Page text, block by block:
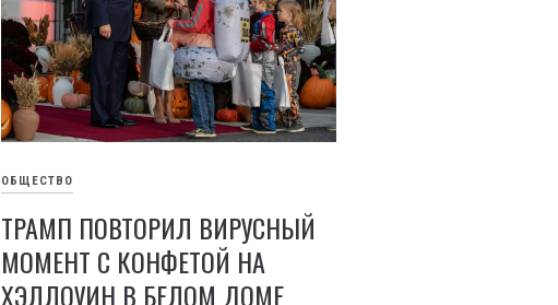
ОБЩЕСТВО
ТРАМП ПОВТОРИЛ ВИРУСНЫЙ
МОМЕНТ С КОНФЕТОЙ НА
ХЭЛЛОУИН В БЕЛОМ ДОМЕ